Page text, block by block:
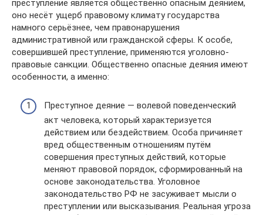
преступление является общественно опасным деянием,
оно несёт ущерб правовому климату государства
намного серьёзнее, чем правонарушения
административной или гражданской сферы. К особе,
совершившей преступление, применяются уголовно-
правовые санкции. Общественно опасные деяния имеют
особенности, а именно:
Преступное деяние — волевой поведенческий
акт человека, который характеризуется
действием или бездействием. Особа причиняет
вред общественным отношениям путём
совершения преступных действий, которые
меняют правовой порядок, сформированный на
основе законодательства. Уголовное
законодательство РФ не засуживает мысли о
преступлении или высказывания. Реальная угроза